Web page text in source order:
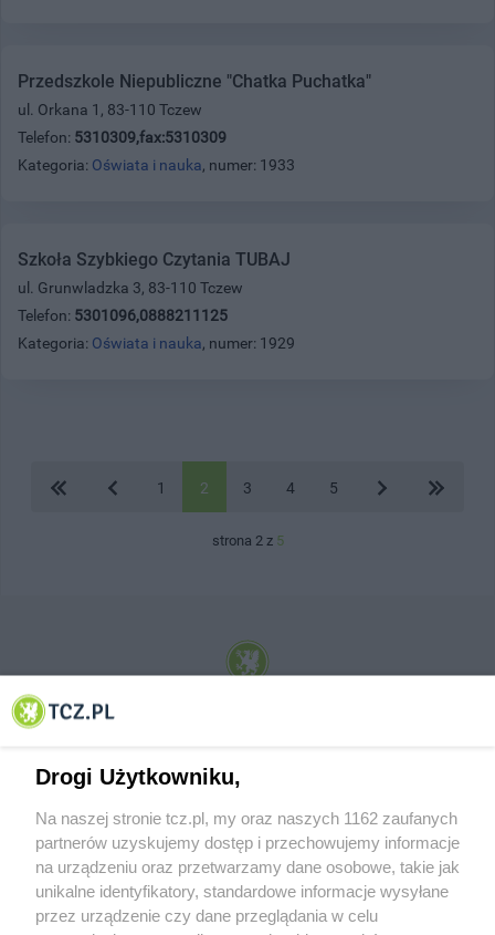
Przedszkole Niepubliczne "Chatka Puchatka"
ul. Orkana 1, 83-110 Tczew
Telefon: 5310309,fax:5310309
Kategoria: Oświata i nauka, numer: 1933
Szkoła Szybkiego Czytania TUBAJ
ul. Grunwladzka 3, 83-110 Tczew
Telefon: 5301096,0888211125
Kategoria: Oświata i nauka, numer: 1929
1 2 3 4 5
strona 2 z 5
© 2001-2026 Tczew - TCZ.PL Sp. z o.o. Internetowy Serwis Informacyjny Miasta
Drogi Użytkowniku,
Na naszej stronie tcz.pl, my oraz naszych 1162 zaufanych
partnerów uzyskujemy dostęp i przechowujemy informacje
na urządzeniu oraz przetwarzamy dane osobowe, takie jak
unikalne identyfikatory, standardowe informacje wysyłane
przez urządzenie czy dane przeglądania w celu